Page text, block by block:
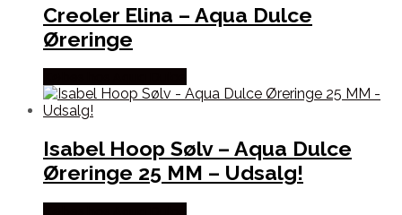
Creoler Elina – Aqua Dulce
Øreringe
Isabel Hoop Sølv – Aqua Dulce
Øreringe 25 MM – Udsalg!